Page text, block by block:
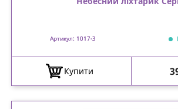
Артикул: 1017-3
Купити